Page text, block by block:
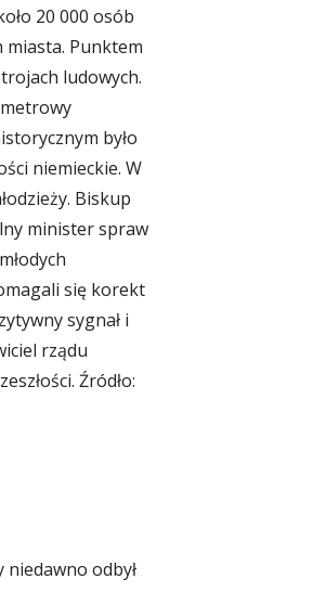
20 000 osób
Punktem
ludowych.
było
niemieckie. W
Biskup
minister spraw
się korekt
sygnał i
rządu
Źródło:
odbył